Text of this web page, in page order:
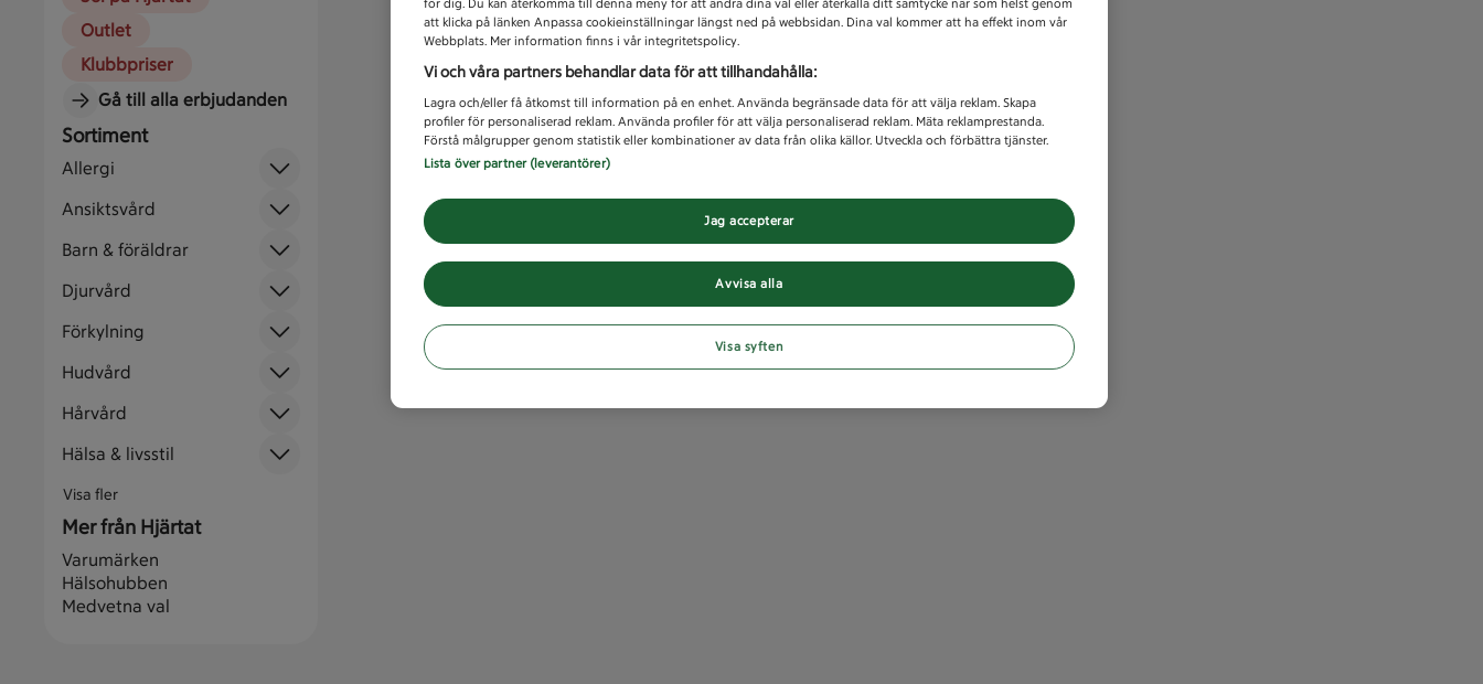
Outlet
Klubbpriser
Gå till alla erbjudanden
Sortiment
Allergi
Ansiktsvård
Barn & föräldrar
Djurvård
Förkylning
Hudvård
Hårvård
Hälsa & livsstil
Visa fler
Mer från Hjärtat
Varumärken
Hälsohubben
Medvetna val
för dig. Du kan återkomma till denna meny för att ändra dina val eller återkalla ditt samtycke när som helst genom
att klicka på länken Anpassa cookieinställningar längst ned på webbsidan. Dina val kommer att ha effekt inom vår
Webbplats. Mer information finns i vår integritetspolicy.
Vi och våra partners behandlar data för att tillhandahålla:
Lagra och/eller få åtkomst till information på en enhet. Använda begränsade data för att välja reklam. Skapa
profiler för personaliserad reklam. Använda profiler för att välja personaliserad reklam. Mäta reklamprestanda.
Förstå målgrupper genom statistik eller kombinationer av data från olika källor. Utveckla och förbättra tjänster.
Lista över partner (leverantörer)
Avvisa alla
Jag accepterar
Visa syften